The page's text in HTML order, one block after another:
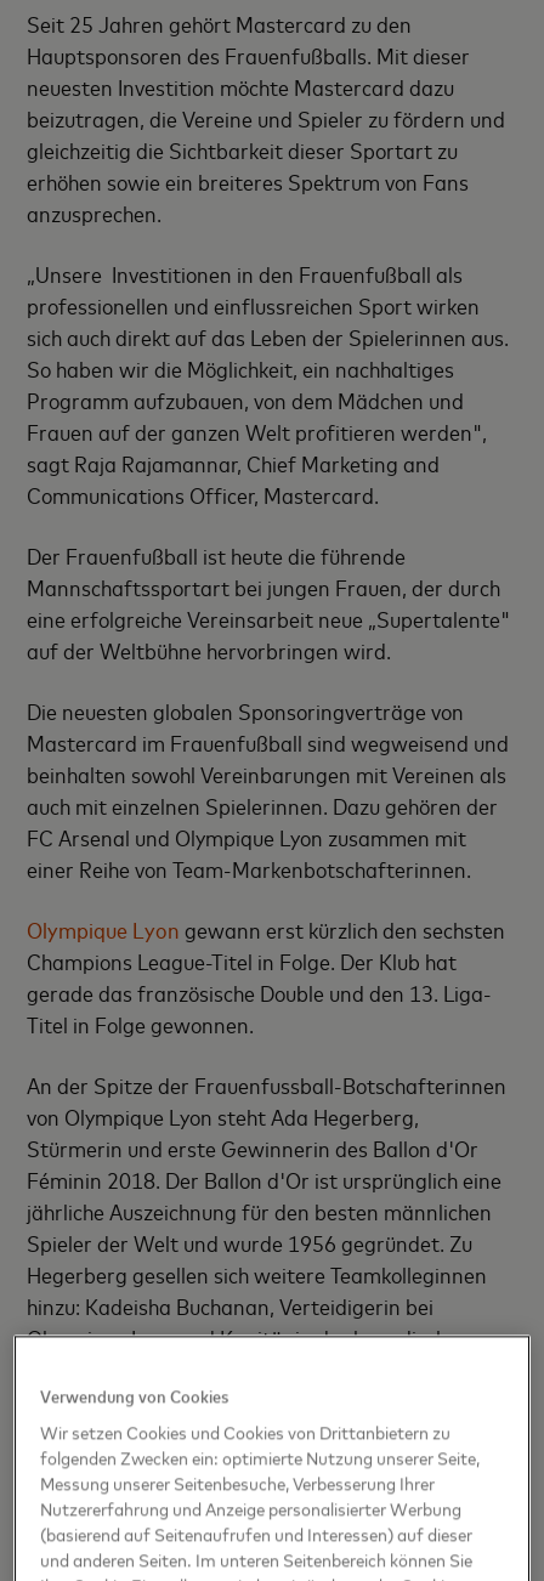
Seit 25 Jahren gehört Mastercard zu den
Hauptsponsoren des Frauenfußballs. Mit dieser
neuesten Investition möchte Mastercard dazu
beizutragen, die Vereine und Spieler zu fördern und
gleichzeitig die Sichtbarkeit dieser Sportart zu
erhöhen sowie ein breiteres Spektrum von Fans
anzusprechen.
„Unsere Investitionen in den Frauenfußball als
professionellen und einflussreichen Sport wirken
sich auch direkt auf das Leben der Spielerinnen aus.
So haben wir die Möglichkeit, ein nachhaltiges
Programm aufzubauen, von dem Mädchen und
Frauen auf der ganzen Welt profitieren werden",
sagt Raja Rajamannar, Chief Marketing and
Communications Officer, Mastercard.
Der Frauenfußball ist heute die führende
Mannschaftssportart bei jungen Frauen, der durch
eine erfolgreiche Vereinsarbeit neue „Supertalente"
auf der Weltbühne hervorbringen wird.
Die neuesten globalen Sponsoringverträge von
Mastercard im Frauenfußball sind wegweisend und
beinhalten sowohl Vereinbarungen mit Vereinen als
auch mit einzelnen Spielerinnen. Dazu gehören der
FC Arsenal und Olympique Lyon zusammen mit
einer Reihe von Team-Markenbotschafterinnen.
Olympique Lyon gewann erst kürzlich den sechsten
Champions League-Titel in Folge. Der Klub hat
gerade das französische Double und den 13. Liga-
Titel in Folge gewonnen.
An der Spitze der Frauenfussball-Botschafterinnen
von Olympique Lyon steht Ada Hegerberg,
Stürmerin und erste Gewinnerin des Ballon d'Or
Féminin 2018. Der Ballon d'Or ist ursprünglich eine
jährliche Auszeichnung für den besten männlichen
Spieler der Welt und wurde 1956 gegründet. Zu
Hegerberg gesellen sich weitere Teamkolleginnen
hinzu: Kadeisha Buchanan, Verteidigerin bei
Olympique Lyon und Kapitänin der kanadischen
bei Olympique Lyon und Kapitänin der japanischen
Nationalmannschaft, sowie Wendie Renard,
Kapitänin von Olympique Lyon und Ex-Spielführerin
der französischen Nationalmannschaft, die an allen
sechs Champions League-Erfolgen mitwirkte.
Verwendung von Cookies
Wir setzen Cookies und Cookies von Drittanbietern zu
folgenden Zwecken ein: optimierte Nutzung unserer Seite,
Messung unserer Seitenbesuche, Verbesserung Ihrer
Nutzererfahrung und Anzeige personalisierter Werbung
(basierend auf Seitenaufrufen und Interessen) auf dieser
und anderen Seiten. Im unteren Seitenbereich können Sie